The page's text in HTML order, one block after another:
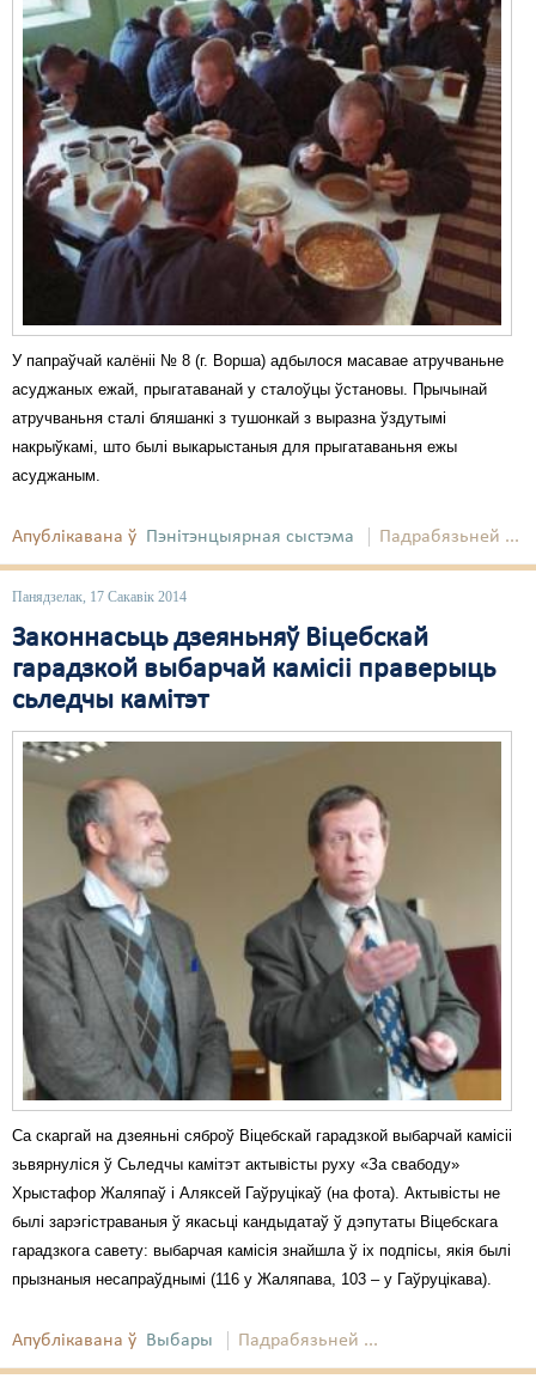
У папраўчай калёніі № 8 (г. Ворша) адбылося масавае атручваньне
асуджаных ежай, прыгатаванай у сталоўцы ўстановы. Прычынай
атручваньня сталі бляшанкі з тушонкай з выразна ўздутымі
накрыўкамі, што былі выкарыстаныя для прыгатаваньня ежы
асуджаным.
Апублікавана ў Пэнітэнцыярная сыстэма Падрабязьней ...
Панядзелак, 17 Сакавік 2014
Законнасьць дзеяньняў Віцебскай
гарадзкой выбарчай камісіі праверыць
сьледчы камітэт
Са скаргай на дзеяньні сяброў Віцебскай гарадзкой выбарчай камісіі
зьвярнуліся ў Сьледчы камітэт актывісты руху «За свабоду»
Хрыстафор Жаляпаў і Аляксей Гаўруцікаў (на фота). Актывісты не
былі зарэгістраваныя ў якасьці кандыдатаў ў дэпутаты Віцебскага
гарадзкога савету: выбарчая камісія знайшла ў іх подпісы, якія былі
прызнаныя несапраўднымі (116 у Жаляпава, 103 – у Гаўруцікава).
Апублікавана ў Выбары Падрабязьней ...